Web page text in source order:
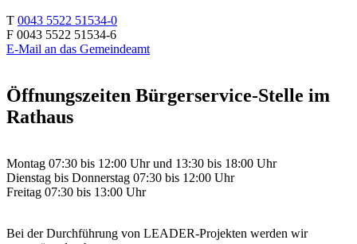
T 0043 5522 51534-0
F 0043 5522 51534-6
E-Mail an das Gemeindeamt
Öffnungszeiten Bürgerservice-Stelle im
Rathaus
Montag 07:30 bis 12:00 Uhr und 13:30 bis 18:00 Uhr
Dienstag bis Donnerstag 07:30 bis 12:00 Uhr
Freitag 07:30 bis 13:00 Uhr
Bei der Durchführung von LEADER-Projekten werden wir